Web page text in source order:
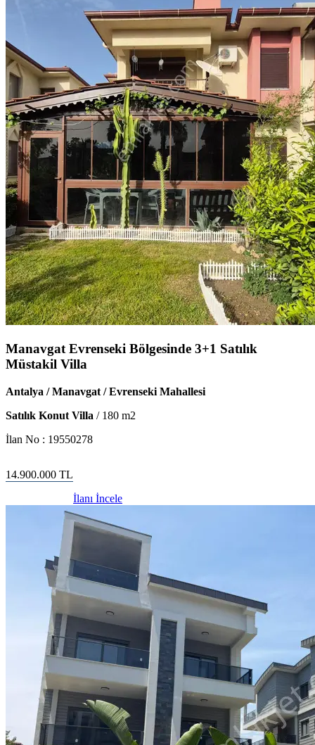
Manavgat Evrenseki Bölgesinde 3+1 Satılık
Müstakil Villa
Antalya / Manavgat / Evrenseki Mahallesi
Satılık Konut Villa / 180 m2
İlan No : 19550278
14.900.000 TL
İlanı İncele